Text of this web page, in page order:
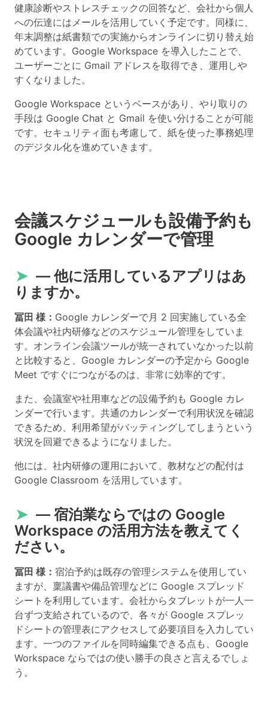
健康診断やストレスチェックの回答など、会社から個人
への伝達にはメールを活用していく予定です。同様に、
年末調整は紙書類での実施からオンラインに切り替え始
めています。Google Workspace を導入したことで、
ユーザーごとに Gmail アドレスを取得でき、運用しや
すくなりました。
Google Workspace というベースがあり、やり取りの
手段は Google Chat と Gmail を使い分けることが可能
です。セキュリティ面も考慮して、紙を使った事務処理
のデジタル化を進めていきます。
会議スケジュールも設備予約も
Google カレンダーで管理
➤ ― 他に活用しているアプリはあ
りますか。
冨田 様： Google カレンダーで月 2 回実施している全
体会議や社内研修などのスケジュール管理をしていま
す。オンライン会議ツールが統一されていなかった以前
と比較すると、Google カレンダーの予定から Google
Meet ですぐにつながるのは、非常に効率的です。
また、会議室や社用車などの設備予約も Google カレ
ンダーで行います。共通のカレンダーで利用状況を確認
できるため、利用希望がバッティングしてしまうという
状況を回避できるようになりました。
他には、社内研修の運用において、教材などの配付は
Google Classroom を活用しています。
➤ ― 宿泊業ならではの Google
Workspace の活用方法を教えてく
ださい。
冨田 様： 宿泊予約は既存の管理システムを使用してい
ますが、稟議書や備品管理などに Google スプレッド
シートを利用しています。会社からタブレットが一人一
台ずつ支給されているので、各々が Google スプレッ
ドシートの管理表にアクセスして必要項目を入力してい
ます。一つのファイルを同時編集できる点も、Google
Workspace ならではの使い勝手の良さと言えるでしょ
う。